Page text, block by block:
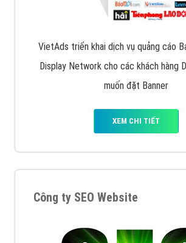
VietAds triển khai dịch vụ quảng cáo
Display Network cho các khách hàng
muốn đặt Banner
XEM CHI TIẾT
Công ty SEO Website